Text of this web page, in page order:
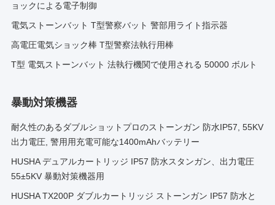
ョックによる電子制御
電気ストーンバット T型警察バット 警部用ライト指示器
高電圧電気ショック棒 T型警察法執行用棒
T型 電気ストーンバット 法執行機関で使用される 50000 ボルト
暴動対策機器
耐久性のあるダブルショットプロのストーンガン 防水IP57, 55KV
出力電圧, 警用用充電可能な1400mAhバッテリー
HUSHA デュアルカートリッジ IP57 防水スタンガン、出力電圧
55±5KV 暴動対策機器用
HUSHA TX200P ダブルカートリッジ ストーンガン IP57 防水と